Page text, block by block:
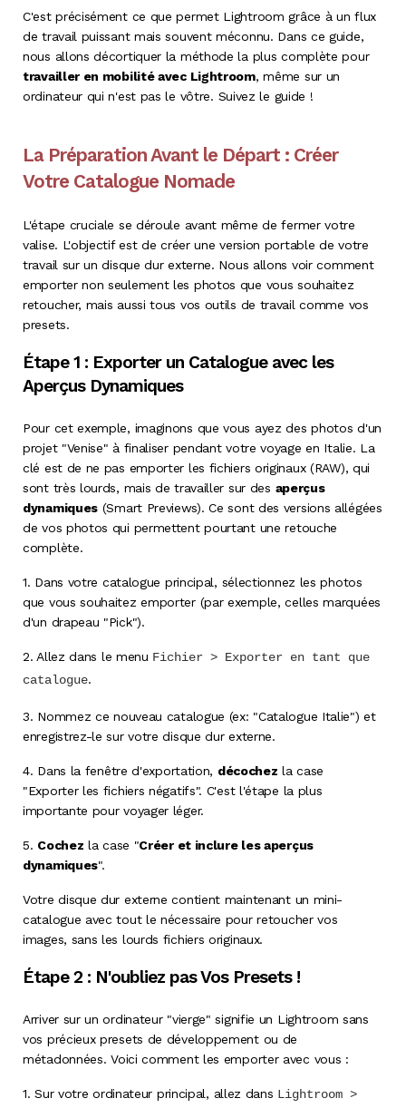
C'est précisément ce que permet Lightroom grâce à un flux
de travail puissant mais souvent méconnu. Dans ce guide,
nous allons décortiquer la méthode la plus complète pour
travailler en mobilité avec Lightroom, même sur un
ordinateur qui n'est pas le vôtre. Suivez le guide !
La Préparation Avant le Départ : Créer
Votre Catalogue Nomade
L'étape cruciale se déroule avant même de fermer votre
valise. L'objectif est de créer une version portable de votre
travail sur un disque dur externe. Nous allons voir comment
emporter non seulement les photos que vous souhaitez
retoucher, mais aussi tous vos outils de travail comme vos
presets.
Étape 1 : Exporter un Catalogue avec les
Aperçus Dynamiques
Pour cet exemple, imaginons que vous ayez des photos d'un
projet "Venise" à finaliser pendant votre voyage en Italie. La
clé est de ne pas emporter les fichiers originaux (RAW), qui
sont très lourds, mais de travailler sur des aperçus
dynamiques (Smart Previews). Ce sont des versions allégées
de vos photos qui permettent pourtant une retouche
complète.
1. Dans votre catalogue principal, sélectionnez les photos
que vous souhaitez emporter (par exemple, celles marquées
d'un drapeau "Pick").
2. Allez dans le menu Fichier > Exporter en tant que
catalogue.
3. Nommez ce nouveau catalogue (ex: "Catalogue Italie") et
enregistrez-le sur votre disque dur externe.
4. Dans la fenêtre d'exportation, décochez la case
"Exporter les fichiers négatifs". C'est l'étape la plus
importante pour voyager léger.
5. Cochez la case "Créer et inclure les aperçus
dynamiques".
Votre disque dur externe contient maintenant un mini-
catalogue avec tout le nécessaire pour retoucher vos
images, sans les lourds fichiers originaux.
Étape 2 : N'oubliez pas Vos Presets !
Arriver sur un ordinateur "vierge" signifie un Lightroom sans
vos précieux presets de développement ou de
métadonnées. Voici comment les emporter avec vous :
1.Sur votre ordinateur principal, allez dans Lightroom >